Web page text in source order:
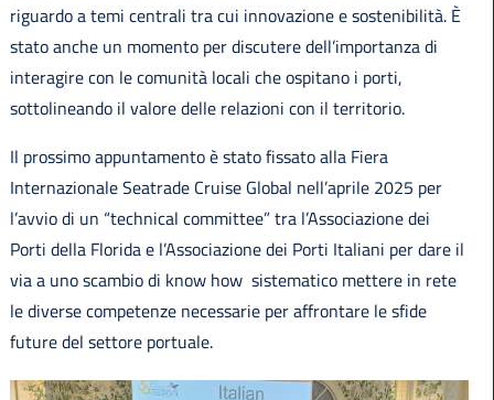
riguardo a temi centrali tra cui innovazione e sostenibilità. È
stato anche un momento per discutere dell’importanza di
interagire con le comunità locali che ospitano i porti,
sottolineando il valore delle relazioni con il territorio.
Il prossimo appuntamento è stato fissato alla Fiera
Internazionale Seatrade Cruise Global nell’aprile 2025 per
l’avvio di un “technical committee” tra l’Associazione dei
Porti della Florida e l’Associazione dei Porti Italiani per dare il
via a uno scambio di know how sistematico mettere in rete
le diverse competenze necessarie per affrontare le sfide
future del settore portuale.